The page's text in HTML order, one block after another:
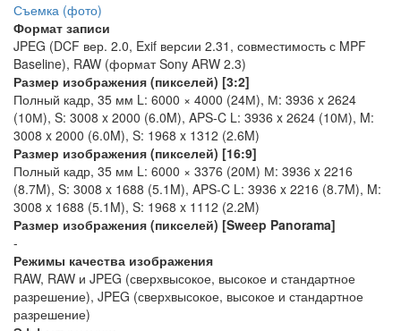
Съемка (фото)
Формат записи
JPEG (DCF вер. 2.0, Exif версии 2.31, совместимость с MPF
Baseline), RAW (формат Sony ARW 2.3)
Размер изображения (пикселей) [3:2]
Полный кадр, 35 мм L: 6000 × 4000 (24М), М: 3936 x 2624
(10М), S: 3008 x 2000 (6.0M), APS-C L: 3936 x 2624 (10М), M:
3008 x 2000 (6.0M), S: 1968 x 1312 (2.6M)
Размер изображения (пикселей) [16:9]
Полный кадр, 35 мм L: 6000 × 3376 (20М) М: 3936 x 2216
(8.7M), S: 3008 x 1688 (5.1M), APS-C L: 3936 x 2216 (8.7M), M:
3008 x 1688 (5.1M), S: 1968 x 1112 (2.2M)
Размер изображения (пикселей) [Sweep Panorama]
-
Режимы качества изображения
RAW, RAW и JPEG (сверхвысокое, высокое и стандартное
разрешение), JPEG (сверхвысокое, высокое и стандартное
разрешение)